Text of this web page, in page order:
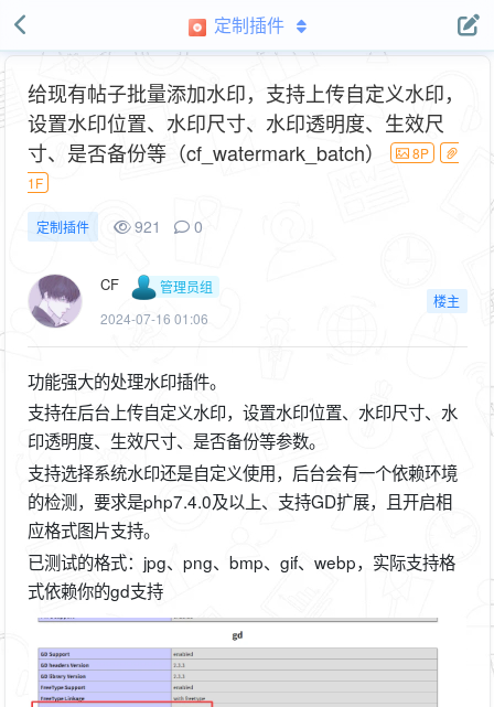
定制插件
给现有帖子批量添加水印，支持上传自定义水印，
设置水印位置、水印尺寸、水印透明度、生效尺
寸、是否备份等（cf_watermark_batch）
8P
1F
定制插件 921 0
CF
管理员组
2024-07-16 01:06
楼主
功能强大的处理水印插件。
支持在后台上传自定义水印，设置水印位置、水印尺寸、水
印透明度、生效尺寸、是否备份等参数。
支持选择系统水印还是自定义使用，后台会有一个依赖环境
的检测，要求是php7.4.0及以上、支持GD扩展，且开启相
应格式图片支持。
已测试的格式：jpg、png、bmp、gif、webp，实际支持格
式依赖你的gd支持